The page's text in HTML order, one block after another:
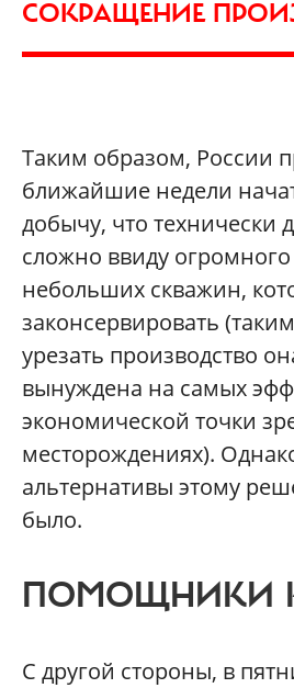
СОКРАЩЕНИЕ
Таким образом, России
ближайшие недели
добычу, что технически
сложно ввиду огромного
небольших скважин,
законсервировать
урезать производство
вынуждена на самых
экономической точки
месторождениях).
альтернативы этому
было.
ПОМОЩНИКИ
С другой стороны, в